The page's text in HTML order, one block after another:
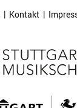
| Kontakt |